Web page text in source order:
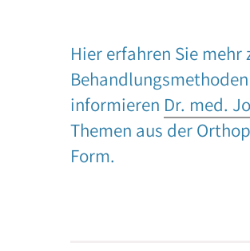
Hier erfahren Sie
informieren Dr. med.
Themen aus der
Form.